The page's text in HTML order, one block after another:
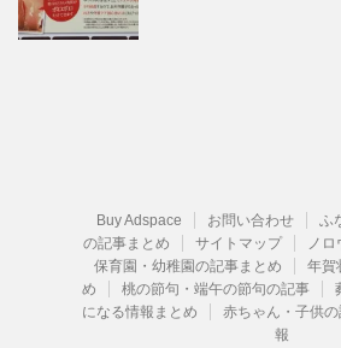
Buy Adspace お問い合わせ
ふ
の記事まとめ
サイトマップ
ノ
保育園・幼稚園の記事まとめ
年賀
め
桃の節句・端午の節句の記事
になる情報まとめ
赤ちゃん・子供
報